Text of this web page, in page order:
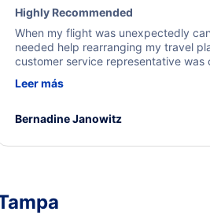
Highly Recommended
When my flight was unexpectedly
needed help rearranging my travel
customer service representative was
process. They quickly found
I truly appreciate the excellent
Leer más
Bernadine Janowitz